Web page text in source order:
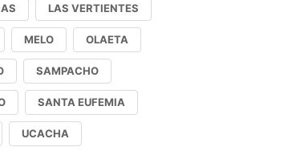
LAS VERTIENTES
MELO OLAETA
SAMPACHO
SANTA EUFEMIA
UCACHA